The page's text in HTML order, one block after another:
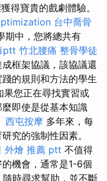
得寶貴的戲劇體驗。
台中喬骨
期中，您將總共有
ptt 竹北腰痛 整骨學徒
框架協議，該協議還
的規則和方法的學生
果您正在尋找實習或
即使是從基本知識
西屯按摩 多年來，每
究的強制性因素。
外燴 推薦 ptt 不值得
機會，通常是1-6個
隨時尋求幫助，並不斷